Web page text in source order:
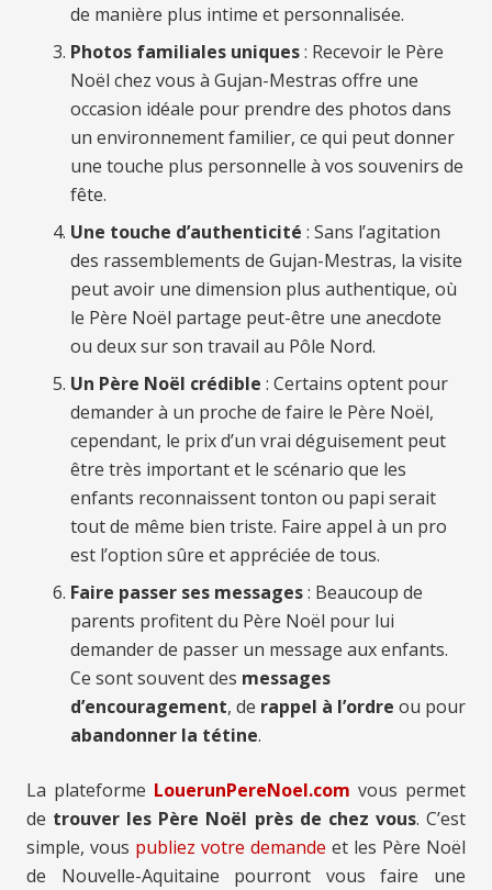
de manière plus intime et personnalisée.
Photos familiales uniques: Recevoir le Père
Noël chez vous à Gujan-Mestras offre une
occasion idéale pour prendre des photos dans
un environnement familier, ce qui peut donner
une touche plus personnelle à vos souvenirs de
fête.
Une touche d’authenticité : Sans l’agitation
des rassemblements de Gujan-Mestras, la visite
peut avoir une dimension plus authentique, où
le Père Noël partage peut-être une anecdote
ou deux sur son travail au Pôle Nord.
Un Père Noël crédible : Certains optent pour
demander à un proche de faire le Père Noël,
cependant, le prix d’un vrai déguisement peut
être très important et le scénario que les
enfants reconnaissent tonton ou papi serait
tout de même bien triste. Faire appel à un pro
est l’option sûre et appréciée de tous.
Faire passer ses messages: Beaucoup de
parents profitent du Père Noël pour lui
demander de passer un message aux enfants.
Ce sont souvent des messages
d’encouragement, de rappel à l’ordre ou pour
abandonner la tétine.
La plateforme LouerunPereNoel.com vous permet
de trouver les Père Noël près de chez vous. C’est
simple, vous publiez votre demande et les Père Noël
de Nouvelle-Aquitaine pourront vous faire une